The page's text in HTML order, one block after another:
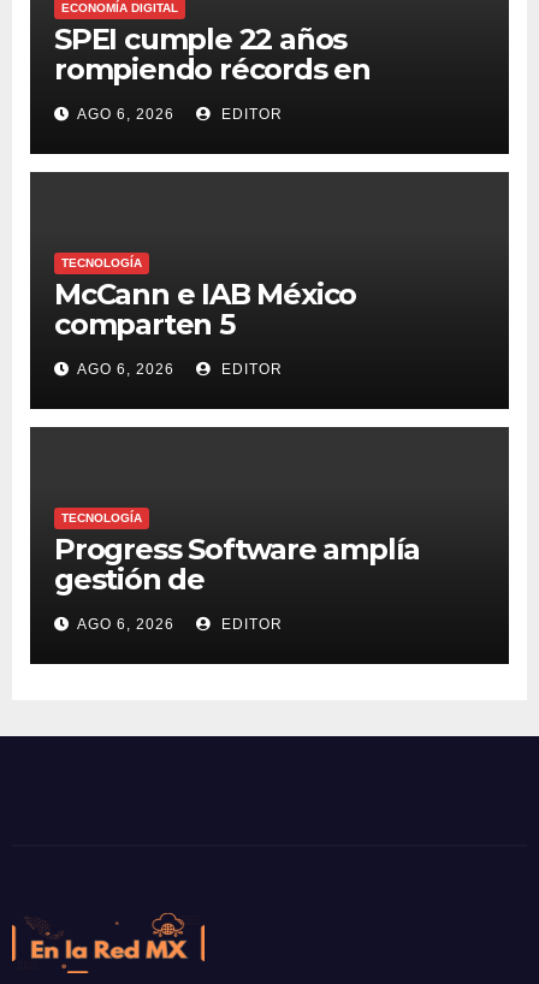
ECONOMÍA DIGITAL
SPEI cumple 22 años
rompiendo récords en
transferencias y adopción
AGO 6, 2026 EDITOR
TECNOLOGÍA
McCann e IAB México
comparten 5
macrotendencias en la
industria del marketing y la
publicidad
AGO 6, 2026 EDITOR
TECNOLOGÍA
Progress Software amplía
gestión de
supercomputadoras de IA
NVIDIA DGX Spark con Chef
AGO 6, 2026 EDITOR